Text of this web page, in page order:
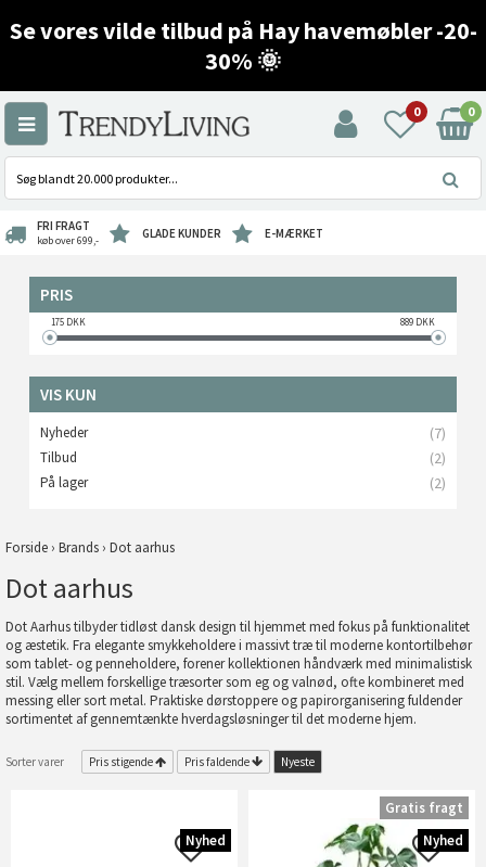
Se vores vilde tilbud på Hay havemøbler -20-
30% 🌞
0 0
FRI FRAGT
køb over 699,- GLADE KUNDER E-MÆRKET
PRIS
175DKK 889DKK
VIS KUN
Nyheder (7)
Tilbud (2)
På lager (2)
Forside › Brands › Dot aarhus
Dot aarhus
Dot Aarhus tilbyder tidløst dansk design til hjemmet med fokus på funktionalitet
og æstetik. Fra elegante smykkeholdere i massivt træ til moderne kontortilbehør
som tablet- og penneholdere, forener kollektionen håndværk med minimalistisk
stil. Vælg mellem forskellige træsorter som eg og valnød, ofte kombineret med
messing eller sort metal. Praktiske dørstoppere og papirorganisering fuldender
sortimentet af gennemtænkte hverdagsløsninger til det moderne hjem.
Sorter varer Pris stigende Pris faldende Nyeste
Nyhed
Gratis fragt
Nyhed